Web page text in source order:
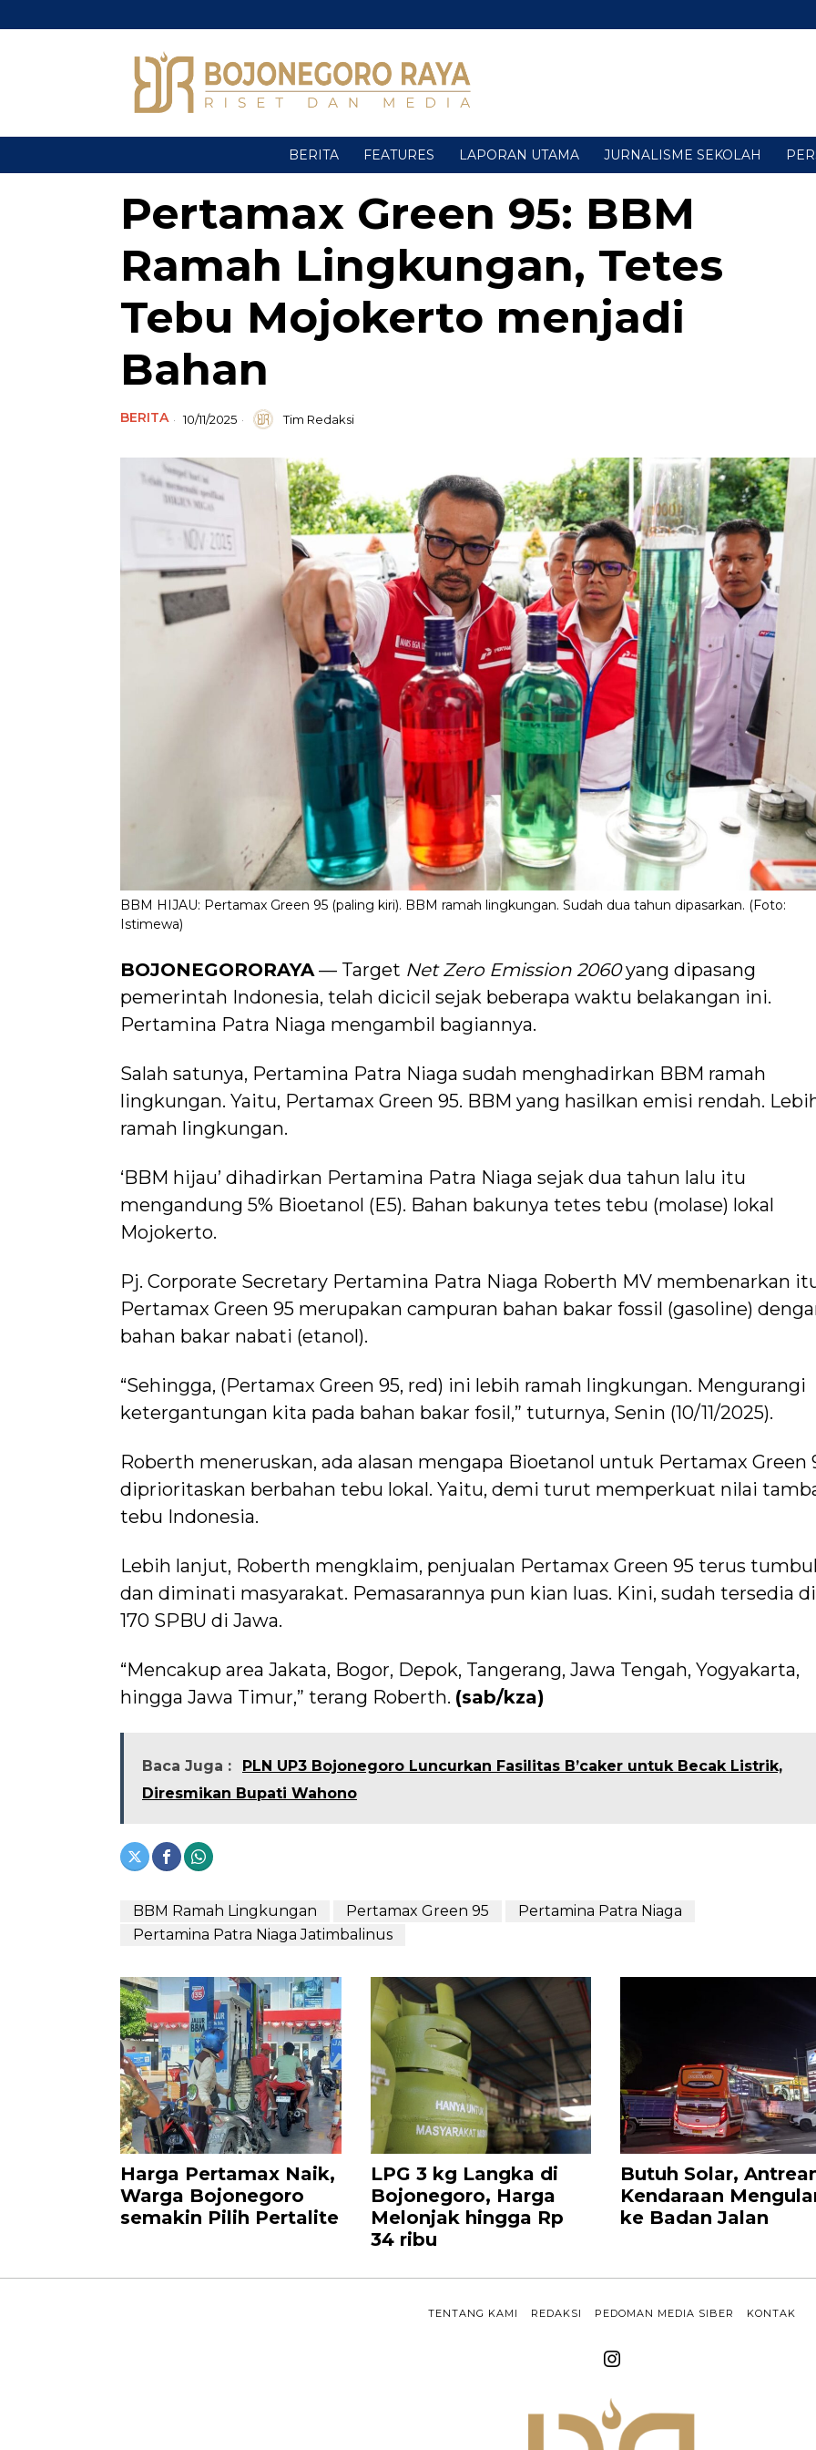
BERITA FEATURES LAPORAN UTAMA JURNALISME SEKOLAH
Pertamax Green 95: BBM
Ramah Lingkungan, Tetes
Tebu Mojokerto menjadi
Bahan
BERITA 10/11/2025 Tim Redaksi
BBM HIJAU: Pertamax Green 95 (paling kiri). BBM ramah lingkungan. Sudah dua tahun dipasarkan. (Foto:
Istimewa)
BOJONEGORORAYA— Target Net Zero Emission 2060yang dipasang
pemerintah Indonesia, telah dicicil sejak beberapa waktu belakangan ini.
Pertamina Patra Niaga mengambil bagiannya.
Salah satunya, Pertamina Patra Niaga sudah menghadirkan BBM ramah
lingkungan. Yaitu, Pertamax Green 95. BBM yang hasilkan emisi rendah.
ramah lingkungan.
‘BBM hijau’ dihadirkan Pertamina Patra Niaga sejak dua tahun lalu itu
mengandung 5% Bioetanol (E5). Bahan bakunya tetes tebu (molase) lokal
Mojokerto.
Pj. Corporate Secretary Pertamina Patra Niaga Roberth MV membenarkan
Pertamax Green 95 merupakan campuran bahan bakar fossil (gasoline)
bahan bakar nabati (etanol).
“Sehingga, (Pertamax Green 95, red) ini lebih ramah lingkungan. Mengurangi
ketergantungan kita pada bahan bakar fosil,” tuturnya, Senin (10/11/2025).
Roberth meneruskan, ada alasan mengapa Bioetanol untuk Pertamax Green
diprioritaskan berbahan tebu lokal. Yaitu, demi turut memperkuat nilai
tebu Indonesia.
Lebih lanjut, Roberth mengklaim, penjualan Pertamax Green 95 terus
dan diminati masyarakat. Pemasarannya pun kian luas. Kini, sudah tersedia di
170 SPBU di Jawa.
“Mencakup area Jakata, Bogor, Depok, Tangerang, Jawa Tengah, Yogyakarta,
hingga Jawa Timur,” terang Roberth. (sab/kza)
Baca Juga :
PLN UP3 Bojonegoro Luncurkan Fasilitas B’caker untuk Becak Listrik,
Diresmikan Bupati Wahono
BBM Ramah Lingkungan Pertamax Green 95
Pertamina Patra Niaga
Pertamina Patra Niaga Jatimbalinus
Harga Pertamax Naik,
Warga Bojonegoro
semakin Pilih Pertalite
LPG 3 kg Langka di
Bojonegoro, Harga
Melonjak hingga Rp
34 ribu
Butuh Solar,
Kendaraan
ke Badan Jalan
TENTANG KAMI REDAKSI PEDOMAN MEDIA SIBER KONTAK